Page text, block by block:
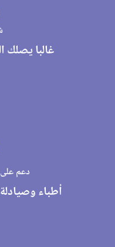
غالبا يصلك
دعم على
أطباء